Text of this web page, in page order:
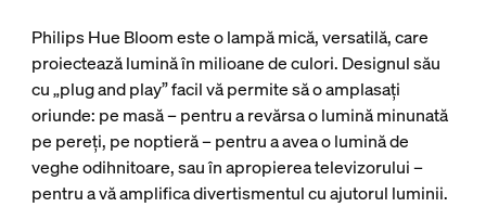
Philips Hue Bloom este o lampă mică, versatilă, care
proiectează lumină în milioane de culori. Designul său
cu „plug and play” facil vă permite să o amplasați
oriunde: pe masă – pentru a revărsa o lumină minunată
pe pereți, pe noptieră – pentru a avea o lumină de
veghe odihnitoare, sau în apropierea televizorului –
pentru a vă amplifica divertismentul cu ajutorul luminii.